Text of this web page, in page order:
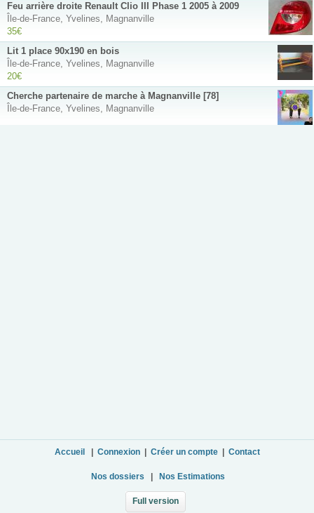
Feu arrière droite Renault Clio III Phase 1 2005 à 2009
Île-de-France, Yvelines, Magnanville
35€
Lit 1 place 90x190 en bois
Île-de-France, Yvelines, Magnanville
20€
Cherche partenaire de marche à Magnanville [78]
Île-de-France, Yvelines, Magnanville
Accueil Connexion| Créer un compte| Contact
Nos dossiers Nos Estimations
Full version